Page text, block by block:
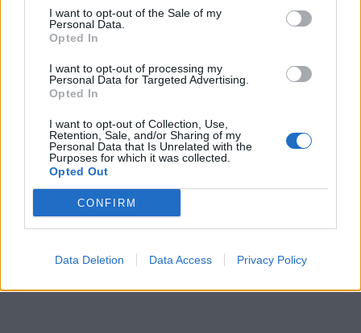
I want to opt-out of the Sale of my
Personal Data.
Opted In
I want to opt-out of processing my
Personal Data for Targeted Advertising.
Opted In
I want to opt-out of Collection, Use,
Retention, Sale, and/or Sharing of my
Personal Data that Is Unrelated with the
Purposes for which it was collected.
Opted Out
CONFIRM
Data Deletion Data Access Privacy Policy
końca.
bezsens powtarzalnych działań,
umożliwiających przetrwanie śmiertelnego ciała.
Cele jakie sztucznie ustala dla siebie człowiek,
stają się znieczulającą zasłoną przed ujrzeniem
prawdy o sobie i świecie.Zatracenie więzi z
przyrodą skutkuje utratą człowieczeństwa,
uniemożliwiając rozwój i odczytywanie
znaków płynących od Stworzenia.